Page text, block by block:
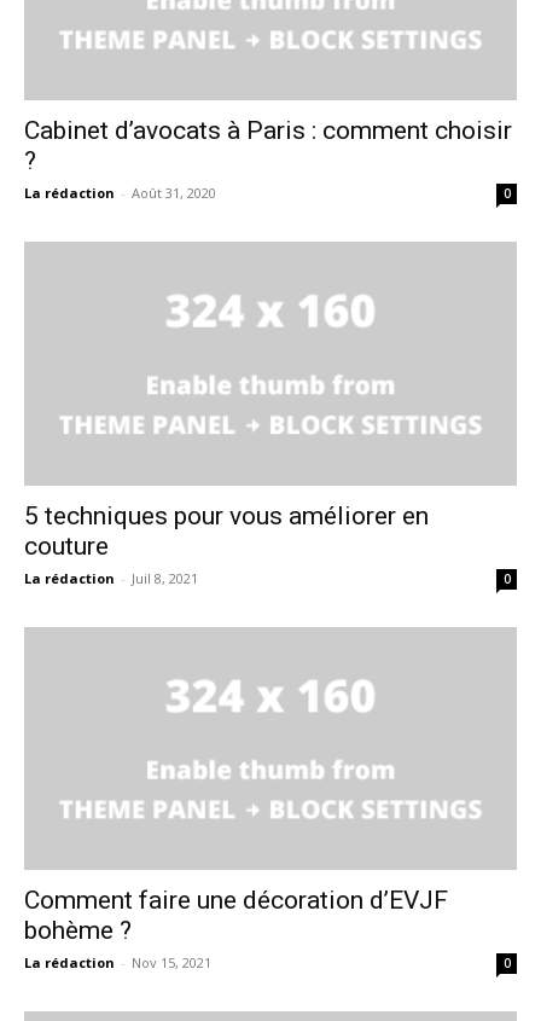
Cabinet d’avocats à Paris : comment choisir
?
La rédaction - Août 31, 2020 0
5 techniques pour vous améliorer en
couture
La rédaction - Juil 8, 2021 0
Comment faire une décoration d’EVJF
bohème ?
La rédaction - Nov 15, 2021 0